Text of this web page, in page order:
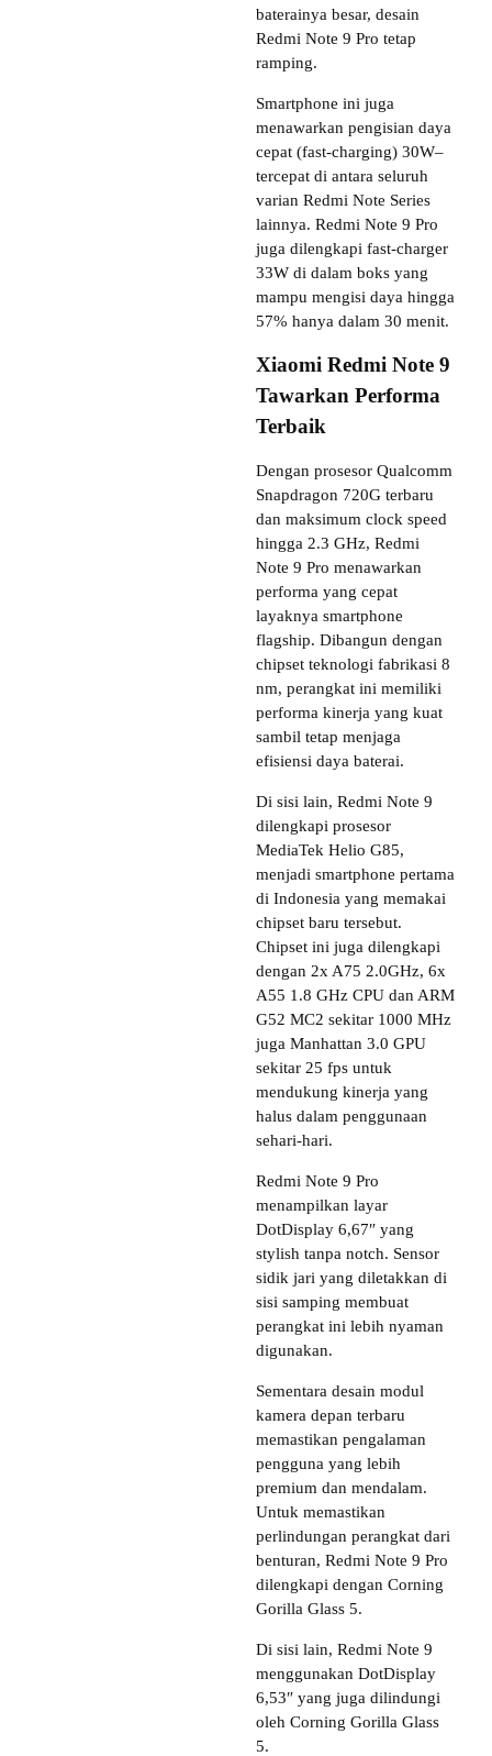
baterainya besar, desain
Redmi Note 9 Pro tetap
ramping.
Smartphone ini juga
menawarkan pengisian daya
cepat (fast-charging) 30W–
tercepat di antara seluruh
varian Redmi Note Series
lainnya. Redmi Note 9 Pro
juga dilengkapi fast-charger
33W di dalam boks yang
mampu mengisi daya hingga
57% hanya dalam 30 menit.
Xiaomi Redmi Note 9
Tawarkan Performa
Terbaik
Dengan prosesor Qualcomm
Snapdragon 720G terbaru
dan maksimum clock speed
hingga 2.3 GHz, Redmi
Note 9 Pro menawarkan
performa yang cepat
layaknya smartphone
flagship. Dibangun dengan
chipset teknologi fabrikasi 8
nm, perangkat ini memiliki
performa kinerja yang kuat
sambil tetap menjaga
efisiensi daya baterai.
Di sisi lain, Redmi Note 9
dilengkapi prosesor
MediaTek Helio G85,
menjadi smartphone pertama
di Indonesia yang memakai
chipset baru tersebut.
Chipset ini juga dilengkapi
dengan 2x A75 2.0GHz, 6x
A55 1.8 GHz CPU dan ARM
G52 MC2 sekitar 1000 MHz
juga Manhattan 3.0 GPU
sekitar 25 fps untuk
mendukung kinerja yang
halus dalam penggunaan
sehari-hari.
Redmi Note 9 Pro
menampilkan layar
DotDisplay 6,67″ yang
stylish tanpa notch. Sensor
sidik jari yang diletakkan di
sisi samping membuat
perangkat ini lebih nyaman
digunakan.
Sementara desain modul
kamera depan terbaru
memastikan pengalaman
pengguna yang lebih
premium dan mendalam.
Untuk memastikan
perlindungan perangkat dari
benturan, Redmi Note 9 Pro
dilengkapi dengan Corning
Gorilla Glass 5.
Di sisi lain, Redmi Note 9
menggunakan DotDisplay
6,53″ yang juga dilindungi
oleh Corning Gorilla Glass
5.